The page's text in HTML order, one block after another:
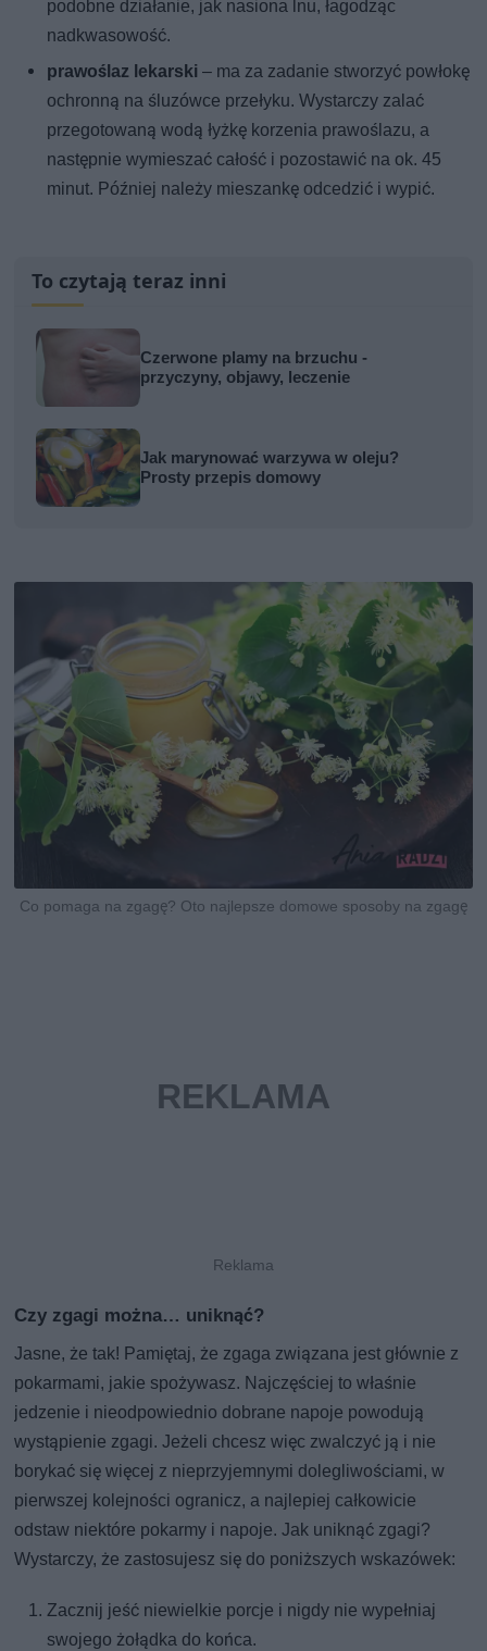
podobne działanie, jak nasiona lnu, łagodząc
nadkwasowość.
prawoślaz lekarski – ma za zadanie stworzyć powłokę
ochronną na śluzówce przełyku. Wystarczy zalać
przegotowaną wodą łyżkę korzenia prawoślazu, a
następnie wymieszać całość i pozostawić na ok. 45
minut. Później należy mieszankę odcedzić i wypić.
To czytają teraz inni
Czerwone plamy na brzuchu -
przyczyny, objawy, leczenie
Jak marynować warzywa w oleju?
Prosty przepis domowy
Co pomaga na zgagę? Oto najlepsze domowe sposoby na zgagę
Czy zgagi można… uniknąć?
Jasne, że tak! Pamiętaj, że zgaga związana jest głównie z
pokarmami, jakie spożywasz. Najczęściej to właśnie
jedzenie i nieodpowiednio dobrane napoje powodują
wystąpienie zgagi. Jeżeli chcesz więc zwalczyć ją i nie
borykać się więcej z nieprzyjemnymi dolegliwościami, w
pierwszej kolejności ogranicz, a najlepiej całkowicie
odstaw niektóre pokarmy i napoje. Jak uniknąć zgagi?
Wystarczy, że zastosujesz się do poniższych wskazówek:
Zacznij jeść niewielkie porcje i nigdy nie wypełniaj
swojego żołądka do końca.